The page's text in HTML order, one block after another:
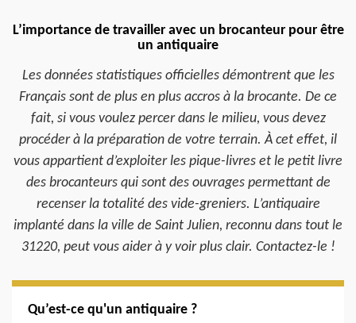
L’importance de travailler avec un brocanteur pour être
un antiquaire
Les données statistiques officielles démontrent que les
Français sont de plus en plus accros à la brocante. De ce
fait, si vous voulez percer dans le milieu, vous devez
procéder à la préparation de votre terrain. À cet effet, il
vous appartient d’exploiter les pique-livres et le petit livre
des brocanteurs qui sont des ouvrages permettant de
recenser la totalité des vide-greniers. L’antiquaire
implanté dans la ville de Saint Julien, reconnu dans tout le
31220, peut vous aider à y voir plus clair. Contactez-le !
Qu’est-ce qu'un antiquaire ?